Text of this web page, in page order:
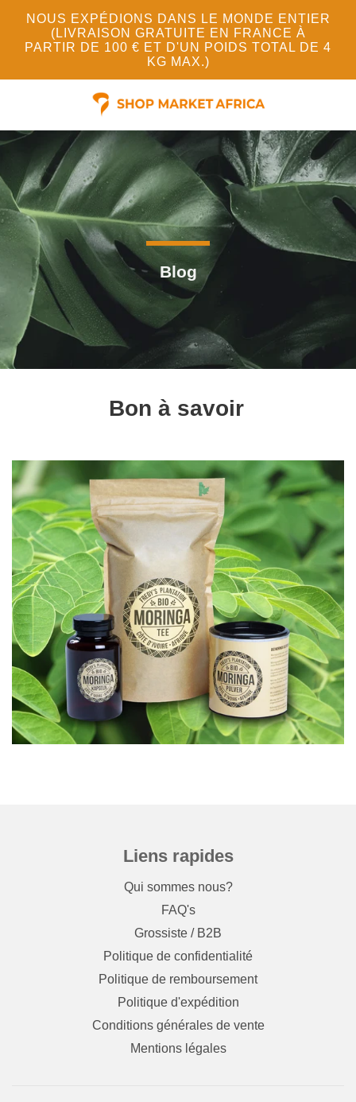
NOUS EXPÉDIONS DANS LE MONDE ENTIER
(LIVRAISON GRATUITE EN FRANCE À
PARTIR DE 100 € ET D'UN POIDS TOTAL DE 4
KG MAX.)
Blog
Bon à savoir
Liens rapides
Qui sommes nous?
FAQ's
Grossiste / B2B
Politique de confidentialité
Politique de remboursement
Politique d'expédition
Conditions générales de vente
Mentions légales